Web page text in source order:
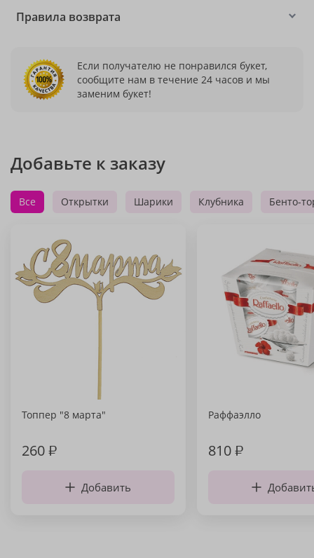
Правила возврата
Если получателю не понравился букет,
сообщите нам в течение 24 часов и мы
заменим букет!
Добавьте к заказу
Все Открытки Шарики Клубника Бенто-
Топпер "8 марта"
260₽
Добавить
Раффаэлло
810₽